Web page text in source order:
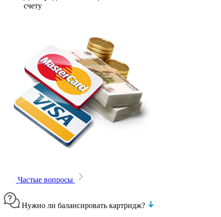
счету
Частые вопросы
Нужно ли балансировать картридж?